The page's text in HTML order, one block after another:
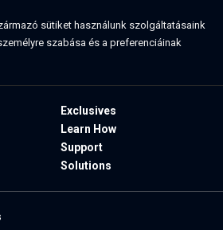
sütiket használunk szolgáltatásaink
szabása és a preferenciáinak
Exclusives
Learn How
Support
Solutions